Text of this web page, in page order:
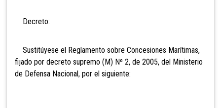
Decreto:
Sustitúyese el Reglamento sobre Concesiones Marítimas,
fijado por decreto supremo (M) Nº 2, de 2005, del Ministerio
de Defensa Nacional, por el siguiente: